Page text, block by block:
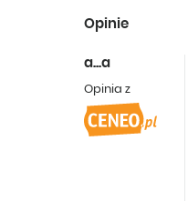
Opinie
a...a
Opinia z